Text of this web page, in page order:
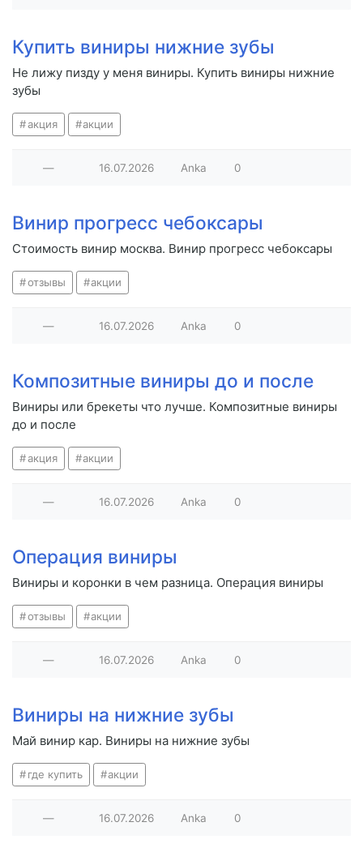
Купить виниры нижние зубы
Не лижу пизду у меня виниры. Купить виниры нижние
зубы
акция акции
— 16.07.2026 Anka 0
Винир прогресс чебоксары
Стоимость винир москва. Винир прогресс чебоксары
отзывы акции
— 16.07.2026 Anka 0
Композитные виниры до и после
Виниры или брекеты что лучше. Композитные виниры
до и после
акция акции
— 16.07.2026 Anka 0
Операция виниры
Виниры и коронки в чем разница. Операция виниры
отзывы акции
— 16.07.2026 Anka 0
Виниры на нижние зубы
Май винир кар. Виниры на нижние зубы
где купить акции
— 16.07.2026 Anka 0